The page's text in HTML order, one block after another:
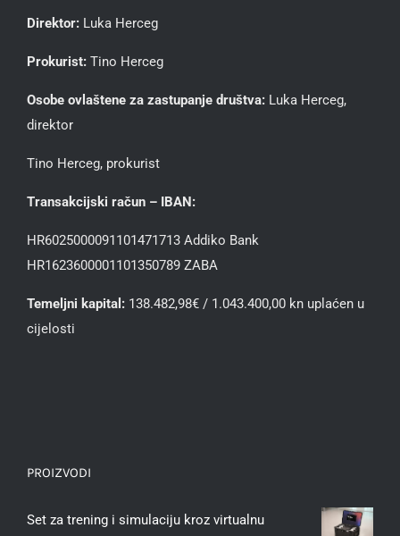
Direktor: Luka Herceg
Prokurist: Tino Herceg
Osobe ovlaštene za zastupanje društva: Luka Herceg,
direktor
Tino Herceg, prokurist
Transakcijski račun – IBAN:
HR6025000091101471713 Addiko Bank
HR1623600001101350789 ZABA
Temeljni kapital: 138.482,98€ / 1.043.400,00 kn uplaćen u
cijelosti
PROIZVODI
Set za trening i simulaciju kroz virtualnu